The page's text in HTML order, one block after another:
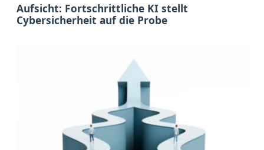
Aufsicht: Fortschrittliche KI stellt
Cybersicherheit auf die Probe